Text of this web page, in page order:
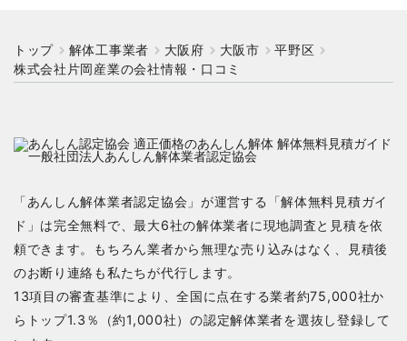
トップ 解体工事業者 大阪府 大阪市
平野区
株式会社片岡産業の会社情報・口コミ
「あんしん解体業者認定協会」が運営する「解体無料見積ガイ
ド」は完全無料で、最大6社の解体業者に現地調査と見積を依
頼できます。もちろん業者から無理な売り込みはなく、見積後
のお断り連絡も私たちが代行します。
13項目の審査基準により、全国に点在する業者約75,000社か
らトップ1.3％（約1,000社）の認定解体業者を選抜し登録して